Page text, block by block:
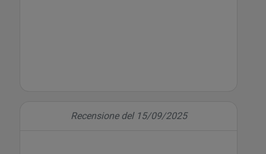
Recensione del 15/09/2025